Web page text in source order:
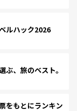
ルハック2026
、旅のベスト。
をもとにランキン